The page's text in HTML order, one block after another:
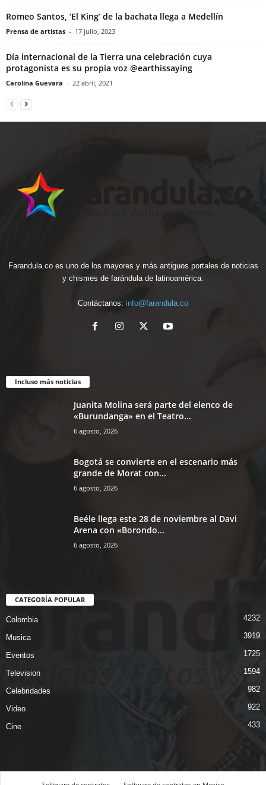
Romeo Santos, ‘El King’ de la bachata llega a Medellín
Prensa de artistas - 17 julio, 2023
Día internacional de la Tierra una celebración cuya
protagonista es su propia voz @earthissaying
Carolina Guevara - 22 abril, 2021
Farandula.co es uno de los mayores y más antiguos portales de noticias
y chismes de farándula de latinoamérica.
Contáctanos: info@farandula.co
Incluso más noticias
Juanita Molina será parte del elenco de
«Burundanga» en el Teatro...
6 agosto, 2026
Bogotá se convierte en el escenario más
grande de Morat con...
6 agosto, 2026
Beéle llega este 28 de noviembre al Davi
Arena con «Borondo...
6 agosto, 2026
CATEGORÍA POPULAR
Colombia 4232
Musica 3919
Eventos 1725
Television 1594
Celebridades 982
Video 922
Cine 433